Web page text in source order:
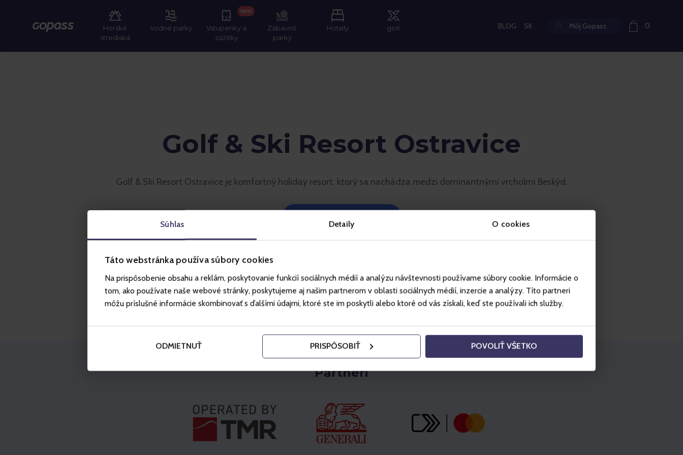
Súhlas Detaily O cookies
Táto webstránka používa súbory cookies
Na prispôsobenie obsahu a reklám, poskytovanie funkcií sociálnych médií a analýzu návštevnosti používame súbory cookie. Informácie o
tom, ako používate naše webové stránky, poskytujeme aj našim partnerom v oblasti sociálnych médií, inzercie a analýzy. Títo partneri
môžu príslušné informácie skombinovať s ďalšími údajmi, ktoré ste im poskytli alebo ktoré od vás získali, keď ste používali ich služby.
ODMIETNUŤ PRISPÔSOBIŤ POVOLIŤ VŠETKO
Gopass
Horské
strediská
Vodné parky
Vstupenky a
zážitky
NEW
Zábavné
parky
Hotely goX BLOG Aktuální jazyk:
SK Môj Gopass 0
Golf & Ski Resort Ostravice
Golf & Ski Resort Ostravice je komfortný holiday resort, ktorý sa nachádza medzi dominantnými vrcholmi Beskýd.
Partneri